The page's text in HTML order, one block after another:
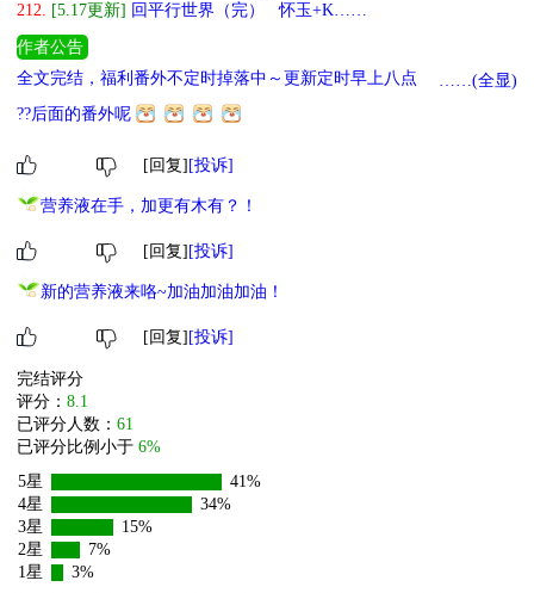
212. [5.17更新] 回平行世界（完） 怀玉+K……
作者公告
全文完结，福利番外不定时掉落中～更新定时早上八点，当天八点没
有更新就是今天没有，感谢阅读！
……(全显)
??后面的番外呢
[回复] [投诉]
营养液在手，加更有木有？！
[回复] [投诉]
新的营养液来咯~加油加油加油！
[回复] [投诉]
完结评分
评分： 8.1
已评分人数： 61
已评分比例小于 6%
5星
41%
4星
34%
3星
15%
2星
7%
1星
3%